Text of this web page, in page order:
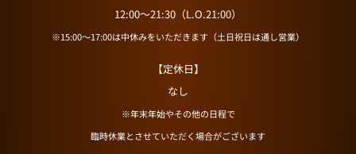
12:00～21:30（L.O.21:00）
※15:00～17:00は中休みをいただきます（土日祝日は通し営業）
【定休日】
なし
※年末年始やその他の日程で
臨時休業とさせていただく場合がございます